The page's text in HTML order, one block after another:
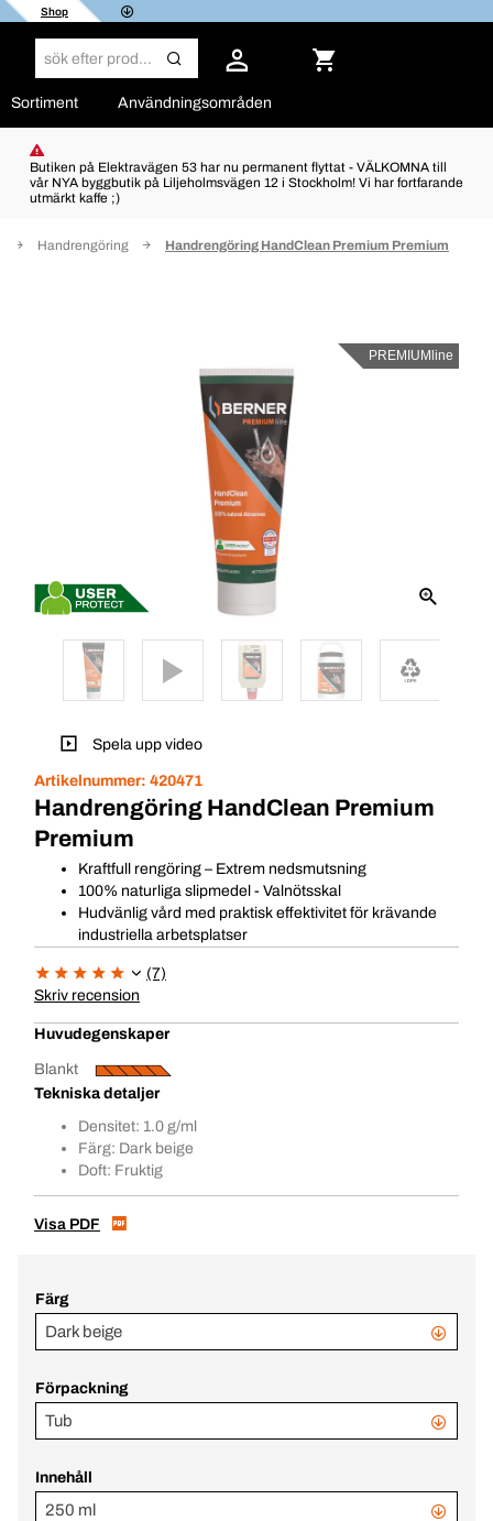
Shop
Sortiment Användningsområden
Butiken på Elektravägen 53 har nu permanent flyttat - VÄLKOMNA till
vår NYA byggbutik på Liljeholmsvägen 12 i Stockholm! Vi har fortfarande
utmärkt kaffe ;)
Handrengöring Handrengöring HandClean Premium Premium
PREMIUMline
Spela upp video
Artikelnummer: 420471
Handrengöring HandClean Premium
Premium
Kraftfull rengöring – Extrem nedsmutsning
100% naturliga slipmedel - Valnötsskal
Hudvänlig vård med praktisk effektivitet för krävande
industriella arbetsplatser
(7)
Skriv recension
Huvudegenskaper
Blankt
Tekniska detaljer
Densitet: 1.0 g/ml
Färg: Dark beige
Doft: Fruktig
Visa PDF
Färg
Dark beige
Förpackning
Tub
Innehåll
250 ml